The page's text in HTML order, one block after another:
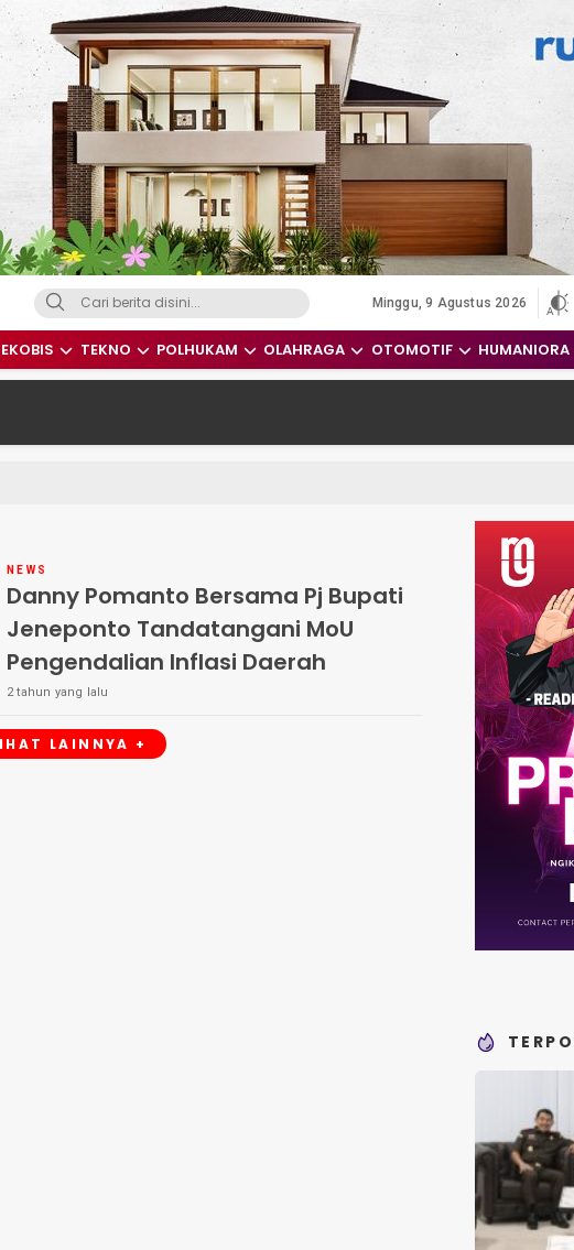
Indonesia dan Dunia
Minggu, 9 Agustus 2026
EKOBIS TEKNO POLHUKAM OLAHRAGA OTOMOTIF HUMANIORA
NEWS
Danny Pomanto Bersama Pj Bupati
Jeneponto Tandatangani MoU
Pengendalian Inflasi Daerah
2 tahun yang lalu
LAINNYA +